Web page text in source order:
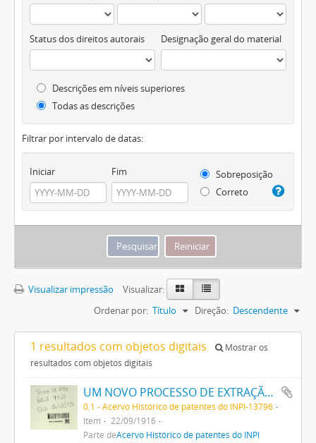
Status dos direitos autorais Designação geral do material
Descrições em níveis superiores
Todas as descrições
Filtrar por intervalo de datas:
Iniciar Fim
Sobreposição
Correto
Visualizar impressão
Visualizar:
Ordenar por: Título Direção: Descendente
1 resultados com objetos digitais
Mostrar os
resultados com objetos digitais
UM NOVO PROCESSO DE EXTRAÇÃO DE MATERIA CORANTE DOS VEGETAES
0.1 - Acervo Histórico de patentes do INPI-13796
Item
22/09/1916
Parte deAcervo Histórico de patentes do INPI